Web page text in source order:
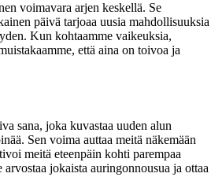
voimavara arjen keskellä. Se
päivä tarjoaa uusia mahdollisuuksia
Kun kohtaamme vaikeuksia,
että aina on toivoa ja
sana, joka kuvastaa uuden alun
Sen voima auttaa meitä näkemään
meitä eteenpäin kohti parempaa
jokaista auringonnousua ja ottaa